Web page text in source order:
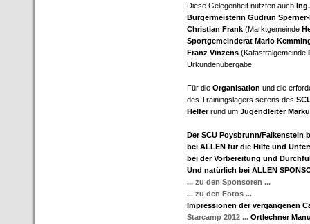
Diese Gelegenheit nutzten auch
Bürgermeisterin Gudrun
Christian Frank (Marktgemeinde
Sportgemeinderat Mario
Franz Vinzens (Katastralgemeinde
Urkundenübergabe.
Für die Organisation und die
des Trainingslagers seitens des
Helferrund um Jugendleiter
Der SCU Poysbrunn/Falkenstein
bei ALLEN für die Hilfe und
bei der Vorbereitung und
Und natürlich bei ALLEN
... zu den Sponsoren ...
... zu den Fotos ...
Impressionen der vergangenen
Starcamp 2012 ... Ortlechner